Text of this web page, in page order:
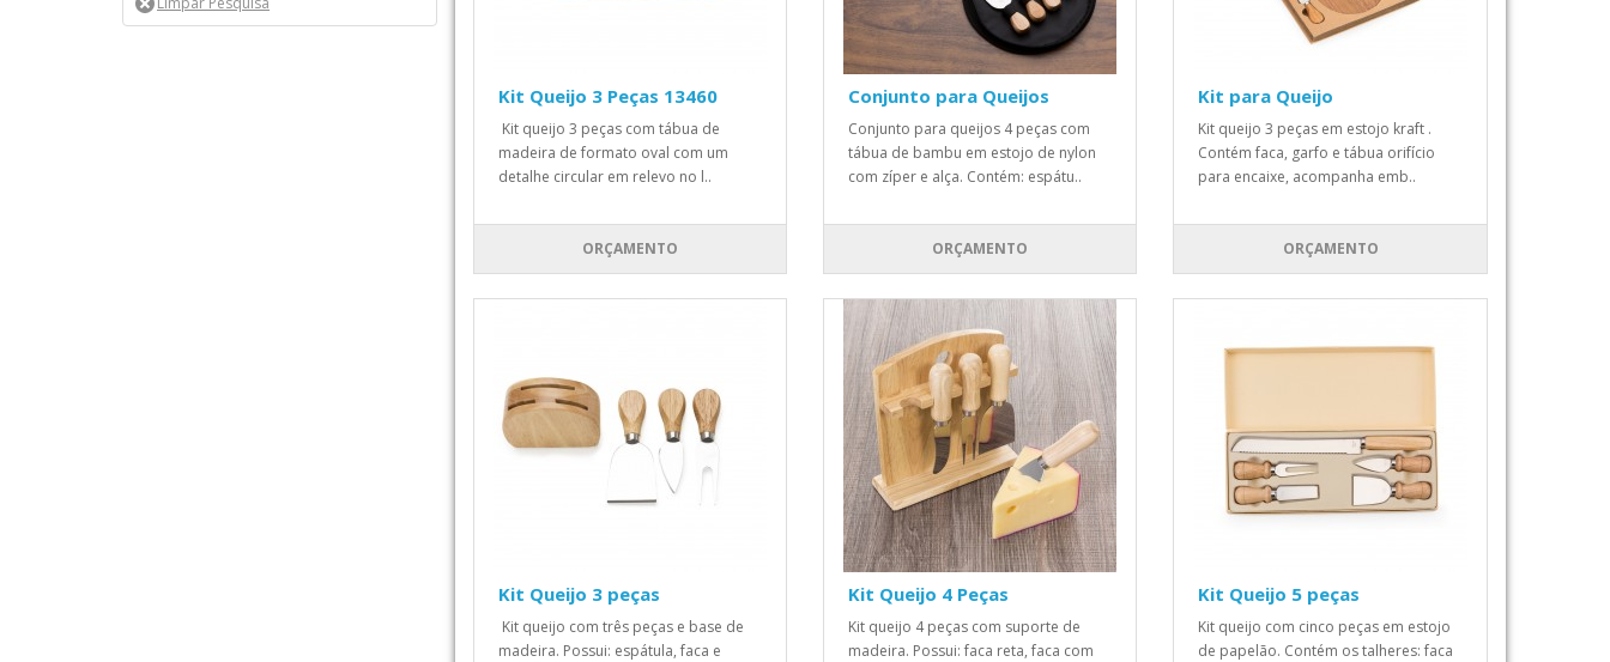
Kit Queijo 3 Peças 13460
Kit queijo 3 peças com tábua de
madeira de formato oval com um
detalhe circular em relevo no l..
ORÇAMENTO
Conjunto para Queijos
Conjunto para queijos 4 peças com
tábua de bambu em estojo de nylon
com zíper e alça. Contém: espátu..
ORÇAMENTO
Kit para Queijo
Kit queijo 3 peças em estojo kraft .
Contém faca, garfo e tábua orifício
para encaixe, acompanha emb..
ORÇAMENTO
Kit Queijo 3 peças
Kit queijo com três peças e base de
madeira. Possui: espátula, faca e
Kit Queijo 4 Peças
Kit queijo 4 peças com suporte de
madeira. Possui: faca reta, faca com
Kit Queijo 5 peças
Kit queijo com cinco peças em estojo
de papelão. Contém os talheres: faca